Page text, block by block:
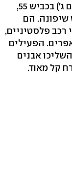
חלקם רעולי פנים, התפרעו הלילה (יום ג') בכביש 55,
הם
רכב פלסטיניים,
הפעילים
אבנים
קל מאוד.